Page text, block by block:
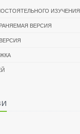
ИЗУЧЕНИЯ
ВЕРСИЯ